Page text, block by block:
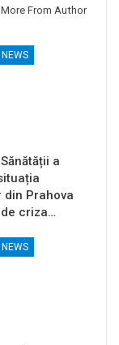
More From Author
NEWS
a
din Prahova
criza…
NEWS